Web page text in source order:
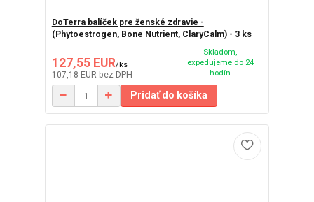
DoTerra balíček pre ženské zdravie -
(Phytoestrogen, Bone Nutrient, ClaryCalm) - 3 ks
127,55 EUR/ks
107,18 EUR bez DPH
Skladom,
expedujeme do 24
hodín
Pridať do košíka